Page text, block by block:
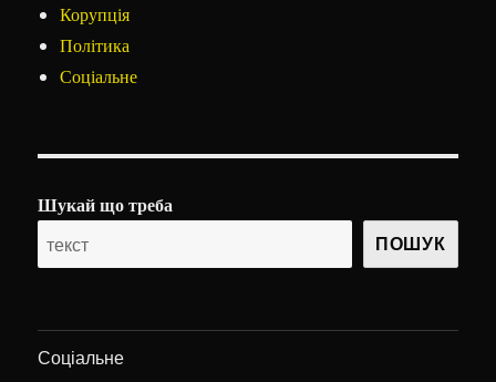
Корупція
Політика
Соціальне
Шукай що треба
ПОШУК
Соціальне